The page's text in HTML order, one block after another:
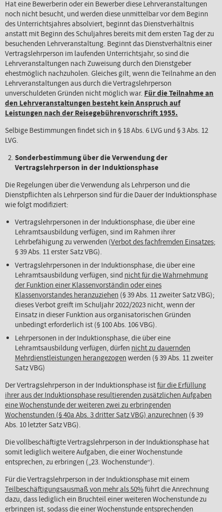
Hat eine Bewerberin oder ein Bewerber diese Lehrveranstaltungen
noch nicht besucht, und werden diese unmittelbar vor dem Beginn
des Unterrichtsjahres absolviert, beginnt das Dienstverhältnis
anstatt mit Beginn des Schuljahres bereits mit dem ersten Tag der zu
besuchenden Lehrveranstaltung. Beginnt das Dienstverhältnis einer
Vertragslehrperson im laufenden Unterrichtsjahr, so sind die
Lehrveranstaltungen nach Zuweisung durch den Dienstgeber
ehestmöglich nachzuholen. Gleiches gilt, wenn die Teilnahme an den
Lehrveranstaltungen aus durch die Vertragslehrperson
unverschuldeten Gründen nicht möglich war. Für die Teilnahme an
den Lehrveranstaltungen besteht kein Anspruch auf
Leistungen nach der Reisegebührenvorschrift 1955.
Selbige Bestimmungen findet sich in § 18 Abs. 6 LVG und § 3 Abs. 12
LVG.
Sonderbestimmung über die Verwendung der
Vertragslehrperson in der Induktionsphase
Die Regelungen über die Verwendung als Lehrperson und die
Dienstpflichten als Lehrperson sind für die Dauer der Induktionsphase
wie folgt modifiziert:
Vertragslehrpersonen in der Induktionsphase, die über eine
Lehramtsausbildung verfügen, sind im Rahmen ihrer
Lehrbefähigung zu verwenden (Verbot des fachfremden Einsatzes;
§ 39 Abs. 11 erster Satz VBG).
Vertragslehrpersonen in der Induktionsphase, die über eine
Lehramtsausbildung verfügen, sind nicht für die Wahrnehmung
der Funktion einer Klassenvorständin oder eines
Klassenvorstandes heranzuziehen (§ 39 Abs. 11 zweiter Satz VBG);
dieses Verbot greift im Schuljahr 2022/2023 nicht, wenn der
Einsatz in dieser Funktion aus organisatorischen Gründen
unbedingt erforderlich ist (§ 100 Abs. 106 VBG).
Lehrpersonen in der Induktionsphase, die über eine
Lehramtsausbildung verfügen, dürfen nicht zu dauernden
Mehrdienstleistungen herangezogen werden (§ 39 Abs. 11 zweiter
Satz VBG)
Der Vertragslehrperson in der Induktionsphase istfür die Erfüllung
ihrer aus der Induktionsphase resultierenden zusätzlichen Aufgaben
eine Wochenstunde der weiteren zwei zu erbringenden
Wochenstunden (§ 40a Abs. 3 dritter Satz VBG) anzurechnen (§ 39
Abs. 10 letzter Satz VBG).
Die vollbeschäftigte Vertragslehrperson in der Induktionsphase hat
somit lediglich weitere Aufgaben, die einer Wochenstunde
entsprechen, zu erbringen („23. Wochenstunde“).
Für die Vertragslehrperson in der Induktionsphase mit einem
Teilbeschäftigungsausmaß von mehr als 50%führt die Anrechnung
dazu, dass lediglich ein Bruchteil einer weiteren Wochenstunde zu
erbringen ist, sodass die einer Wochenstunde entsprechenden